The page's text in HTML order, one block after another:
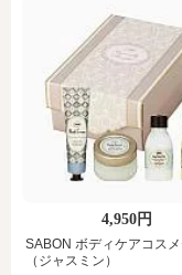
4,950円
SABON ボディケアコスメ
（ジャスミン）